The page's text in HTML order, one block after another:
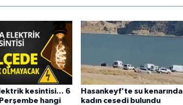
kesintisi... 6
hangi
Hasankeyf'te su kenarında
kadın cesedi bulundu